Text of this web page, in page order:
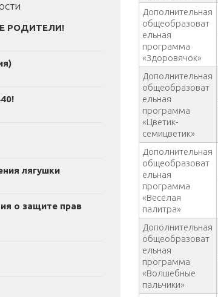
Дополнительная
общеобразоват
ельная
программа
«Здоровячок»
Дополнительная
общеобразоват
ельная
программа
«Цветик-
семицветик»
Дополнительная
общеобразоват
ельная
программа
«Весёлая
палитра»
Дополнительная
общеобразоват
ельная
программа
«Волшебные
пальчики»
РОДИТЕЛИ!
лягушки
о защите прав